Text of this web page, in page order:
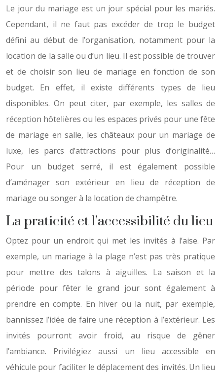
Le jour du mariage est un jour spécial pour les mariés.
Cependant, il ne faut pas excéder de trop le budget
défini au début de l’organisation, notamment pour la
location de la salle ou d’un lieu. Il est possible de trouver
et de choisir son lieu de mariage en fonction de son
budget. En effet, il existe différents types de lieu
disponibles. On peut citer, par exemple, les salles de
réception hôtelières ou les espaces privés pour une fête
de mariage en salle, les châteaux pour un mariage de
luxe, les parcs d’attractions pour plus d’originalité…
Pour un budget serré, il est également possible
d’aménager son extérieur en lieu de réception de
mariage ou songer à la location de champêtre.
La praticité et l’accessibilité du lieu
Optez pour un endroit qui met les invités à l’aise. Par
exemple, un mariage à la plage n’est pas très pratique
pour mettre des talons à aiguilles. La saison et la
période pour fêter le grand jour sont également à
prendre en compte. En hiver ou la nuit, par exemple,
bannissez l’idée de faire une réception à l’extérieur. Les
invités pourront avoir froid, au risque de gêner
l’ambiance. Privilégiez aussi un lieu accessible en
véhicule pour faciliter le déplacement des invités. Un lieu